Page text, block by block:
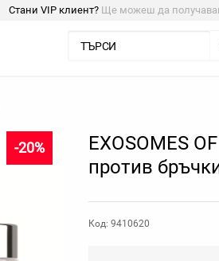
Стани VIP клиент? Ще можеш да
-20%
EXOSOMES
против
Код: 9410620